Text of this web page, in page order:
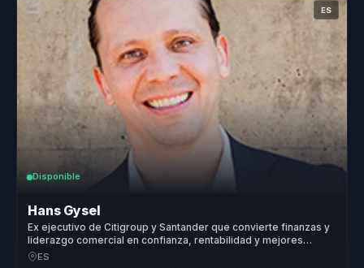
ES
Disponible
Hans Gysel
Ex ejecutivo de Citigroup y Santander que convierte finanzas y
liderazgo comercial en confianza, rentabilidad y mejores
decisiones para equipos.
ES